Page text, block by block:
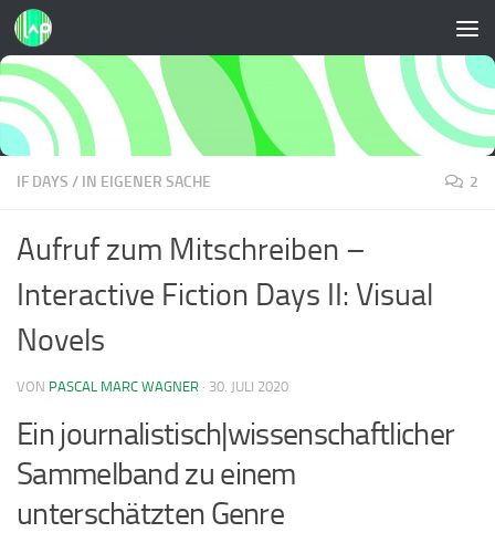
Zum Inhalt springen
IF DAYS / IN EIGENER SACHE 2
Aufruf zum Mitschreiben –
Interactive Fiction Days II: Visual
Novels
VON PASCAL MARC WAGNER · 30. JULI 2020
Ein journalistisch|wissenschaftlicher
Sammelband zu einem
unterschätzten Genre